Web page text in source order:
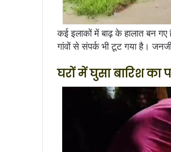
कई इलाकों में बाढ़ के हालात बन गए
गांवों से संपर्क भी टूट गया है।
घरों में घुसा बारिश का